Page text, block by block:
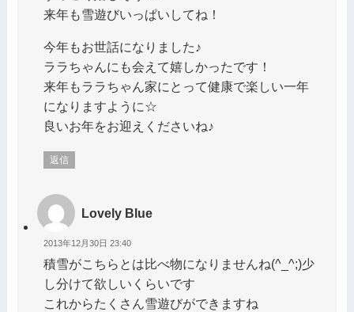
来年も雪遊びいっぱいしてね！
今年もお世話になりました♪
ララちゃんにも会えて嬉しかったです！
来年もララちゃん家にとって健康で楽しい一年
になりますように☆
良いお年をお迎えくださいね♪
返信
Lovely Blue
2013年12月30日 23:40
積雪がこちらとは比べ物になりませんね(^_^;)少
し分けて欲しいくらいです
これからたくさん雪遊びができますね